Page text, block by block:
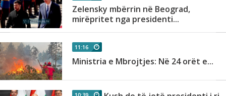
Zelensky mbërrin në Beograd,
mirëpritet nga presidenti...
11:16
Ministria e Mbrojtjes: Në 24 orët e...